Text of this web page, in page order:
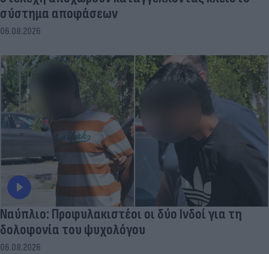
σύστημα αποφάσεων
06.08.2026
Ναύπλιο: Προφυλακιστέοι οι δύο Ινδοί για τη
δολοφονία του ψυχολόγου
06.08.2026